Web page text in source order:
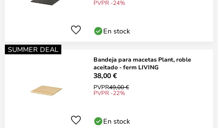
PVPR -24%
En stock
SUMMER DEAL
Bandeja para macetas Plant, roble
aceitado - ferm LIVING
38,00 €
PVPR49,00 €
PVPR -22%
En stock